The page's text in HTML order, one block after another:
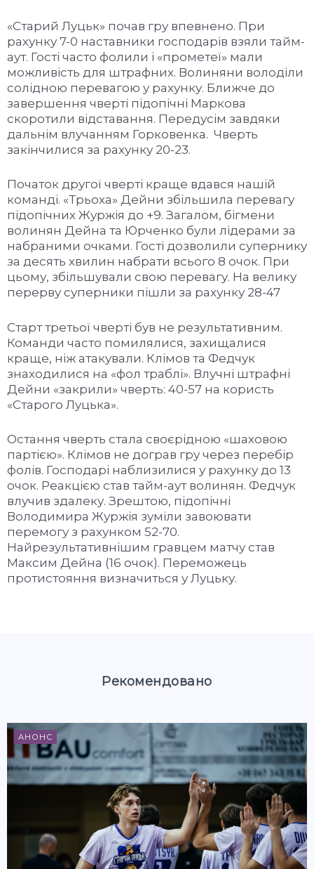
«Старий Луцьк» почав гру впевнено. При
рахунку 7-0 наставники господарів взяли тайм-
аут. Гості часто фолили і «прометеї» мали
можливість для штрафних. Волиняни володіли
солідною перевагою у рахунку. Ближче до
завершення чверті підопічні Маркова
скоротили відставання. Передусім завдяки
дальнім влучанням Горковенка. Чверть
закінчилися за рахунку 20-23.
Початок другої чверті краще вдався нашій
команді. «Трьоха» Дейни збільшила перевагу
підопічних Журжія до +9. Загалом, бігмени
волинян Дейна та Юрченко були лідерами за
набраними очками. Гості дозволили супернику
за десять хвилин набрати всього 8 очок. При
цьому, збільшували свою перевагу. На велику
перерву суперники пішли за рахунку 28-47
Старт третьої чверті був не результативним.
Команди часто помилялися, захищалися
краще, ніж атакували. Клімов та Федчук
знаходилися на «фол траблі». Влучні штрафні
Дейни «закрили» чверть: 40-57 на користь
«Старого Луцька».
Остання чверть стала своєрідною «шаховою
партією». Клімов не дограв гру через перебір
фолів. Господарі наблизилися у рахунку до 13
очок. Реакцією став тайм-аут волинян. Федчук
влучив здалеку. Зрештою, підопічні
Володимира Журжія зуміли завоювати
перемогу з рахунком 52-70.
Найрезультативнішим гравцем матчу став
Максим Дейна (16 очок). Переможець
протистояння визначиться у Луцьку.
Рекомендовано
АНОНС